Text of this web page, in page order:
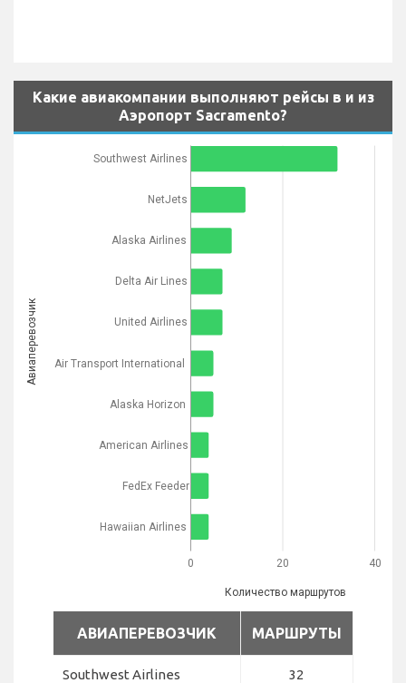
Какие авиакомпании выполняют рейсы в и из
Аэропорт Sacramento?
0 20 40
Количество маршрутов
Southwest Airlines
NetJets
Alaska Airlines
Delta Air Lines
United Airlines
Air Transport International
Alaska Horizon
American Airlines
FedEx Feeder
Hawaiian Airlines
Авиаперевозчик
АВИАПЕРЕВОЗЧИК МАРШРУТЫ
Southwest Airlines 32